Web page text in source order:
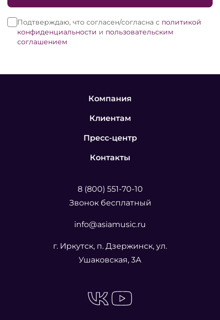
Подтверждаю, что согласен/согласна с политикой
конфиденциальности и пользовательским
соглашением
Компания
Клиентам
Пресс-центр
Контакты
8 (800) 551-70-10
Звонок бесплатный
info@asiamusic.ru
г. Иркутск, п. Дзержинск, ул.
Ушаковская, 3А